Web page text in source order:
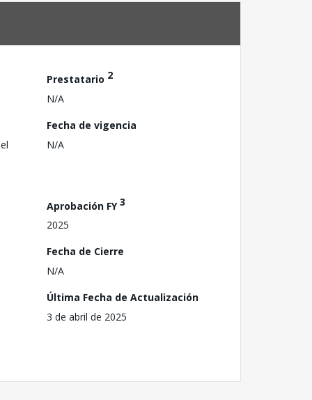
Prestatario 2
N/A
Fecha de vigencia
N/A
Aprobación FY3
2025
Fecha de Cierre
N/A
Última Fecha de Actualización
3 de abril de 2025